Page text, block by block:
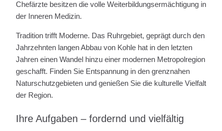
Chefärzte besitzen die volle Weiterbildungsermächtigung in
der Inneren Medizin.
Tradition trifft Moderne. Das Ruhrgebiet, geprägt durch den
Jahrzehnten langen Abbau von Kohle hat in den letzten
Jahren einen Wandel hinzu einer modernen Metropolregion
geschafft. Finden Sie Entspannung in den grenznahen
Naturschutzgebieten und genießen Sie die kulturelle Vielfalt
der Region.
Ihre Aufgaben – fordernd und vielfältig